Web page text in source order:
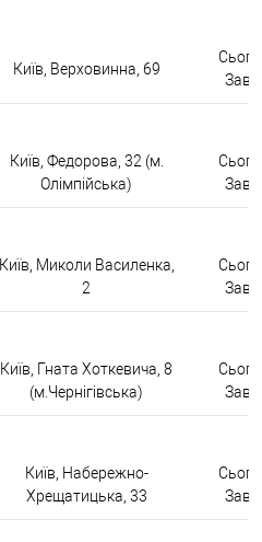
Київ, Верховинна, 69
Київ, Федорова, 32 (м.
Олімпійська)
Київ, Миколи Василенка,
2
Київ, Гната Хоткевича, 8
(м.Чернігівська)
Київ, Набережно-
Хрещатицька, 33